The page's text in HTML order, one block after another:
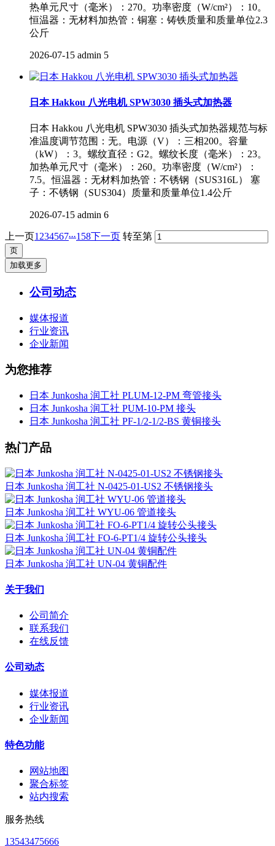
热单元尺寸（毫米）：270。功率密度（W/cm²）：10。
恒温器：无材料加热管：铜塞：铸铁质量和质量单位2.3
公斤
2026-07-15 admin 5
日本 Hakkou 八光电机 SPW3030 插头式加热器
日本 Hakkou 八光电机 SPW3030 插头式加热器规范与标
准温度调节范围：无。电源（V）：三相200。容量
（kW）：3。螺纹直径：G2。螺纹长度（毫米）：23。
加热单元尺寸（毫米）：260。功率密度（W/cm²）：
7.5。恒温器：无材料加热管：不锈钢（SUS316L） 塞
子：不锈钢（SUS304）质量和质量单位1.4公斤
2026-07-15 admin 6
上一页1 234567...158下一页 转至第
加载更多
公司动态
媒体报道
行业资讯
企业新闻
为您推荐
日本 Junkosha 润工社 PLUM-12-PM 弯管接头
日本 Junkosha 润工社 PUM-10-PM 接头
日本 Junkosha 润工社 PF-1/2-1/2-BS 黄铜接头
热门产品
日本 Junkosha 润工社 N-0425-01-US2 不锈钢接头
日本 Junkosha 润工社 WYU-06 管道接头
日本 Junkosha 润工社 FO-6-PT1/4 旋转公头接头
日本 Junkosha 润工社 UN-04 黄铜配件
关于我们
公司简介
联系我们
在线反馈
公司动态
媒体报道
行业资讯
企业新闻
特色功能
网站地图
聚合标签
站内搜索
服务热线
13543475666